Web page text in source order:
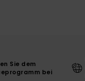
Sie dem
bei